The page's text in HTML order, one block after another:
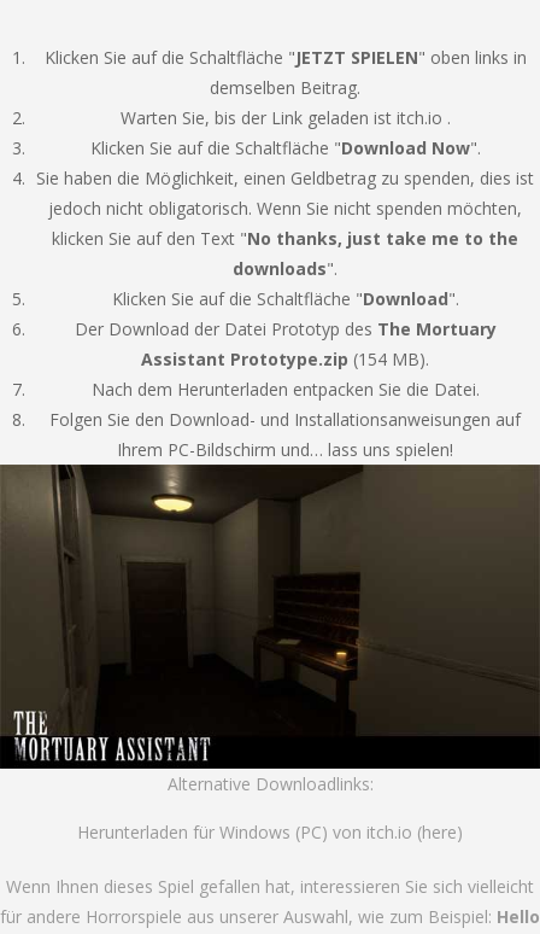
Klicken Sie auf die Schaltfläche "JETZT SPIELEN" oben links in
demselben Beitrag.
Warten Sie, bis der Link geladen ist itch.io .
Klicken Sie auf die Schaltfläche "Download Now".
Sie haben die Möglichkeit, einen Geldbetrag zu spenden, dies ist
jedoch nicht obligatorisch. Wenn Sie nicht spenden möchten,
klicken Sie auf den Text "No thanks, just take me to the
downloads".
Klicken Sie auf die Schaltfläche "Download".
Der Download der Datei Prototyp des The Mortuary
Assistant Prototype.zip (154 MB).
Nach dem Herunterladen entpacken Sie die Datei.
Folgen Sie den Download- und Installationsanweisungen auf
Ihrem PC-Bildschirm und… lass uns spielen!
Alternative Downloadlinks:
Herunterladen für Windows (PC) von itch.io (here)
Wenn Ihnen dieses Spiel gefallen hat, interessieren Sie sich vielleicht
für andere Horrorspiele aus unserer Auswahl, wie zum Beispiel: Hello